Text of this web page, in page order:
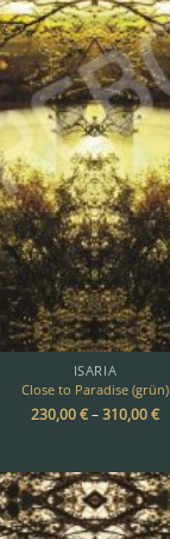
ISARIA
Close to Paradise (grün)
230,00€–310,00€